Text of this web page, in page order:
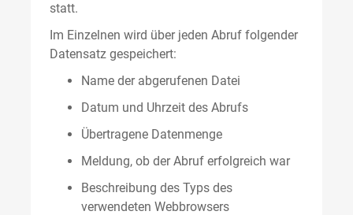
statt.
Im Einzelnen wird über jeden Abruf folgender
Datensatz gespeichert:
Name der abgerufenen Datei
Datum und Uhrzeit des Abrufs
Übertragene Datenmenge
Meldung, ob der Abruf erfolgreich war
Beschreibung des Typs des
verwendeten Webbrowsers